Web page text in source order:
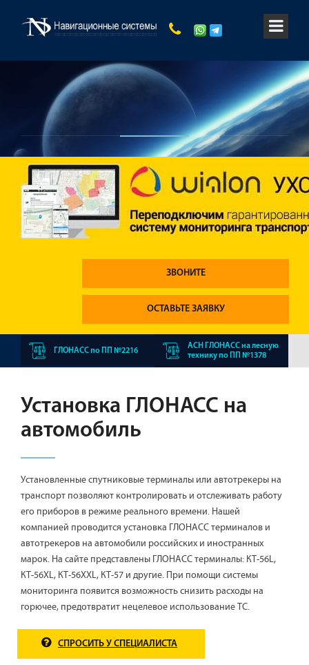
ЗВОНИТЕ
ОСТАВЬТЕ ЗАЯВКУ
ГЛОНАСС по ПП №2216
АСН ГЛОНАСС на лесную
технику по ПП №1378
Установка ГЛОНАСС на
автомобиль
Установленные спутниковые терминалы или автотрекеры на
транспорт позволяют контролировать и отслеживать работу
его приборов в режиме реального времени. Нашей
компанией проводится установка ГЛОНАСС терминалов и
автотрекеров на автомобили российских и иностранных
марок. На сайте представлены ГЛОНАСС терминалы: КТ-56L,
КТ-56XL, КТ-56XXL, КТ-57 и другие. При помощи системы
мониторинга появится возможность снизить расходы на
горючее, предотвратит нецелевое использование ТС.
СПРОСИТЬ У СПЕЦИАЛИСТА